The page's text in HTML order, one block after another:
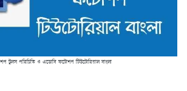
টুলস পরিচিতি ও এডোবি ফটোশপ টিউটোরিয়াল বাংলা